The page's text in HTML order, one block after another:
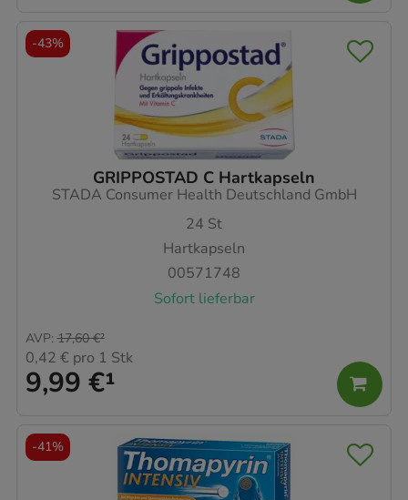
GRIPPOSTAD C Hartkapseln
STADA Consumer Health Deutschland GmbH
24 St
Hartkapseln
00571748
Sofort lieferbar
9,99 €¹
AVP: 17,60 €²
0,42 € pro 1 Stk
-43%
-41%